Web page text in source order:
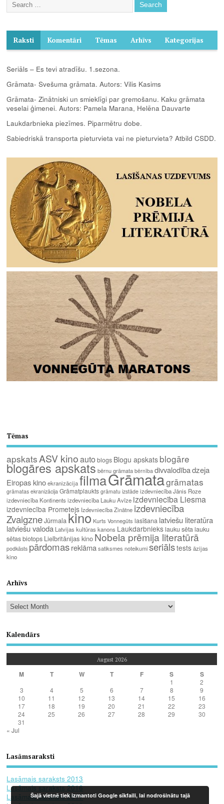
Raksti Komentāri Tēmas Arhīvs Kategorijas
Seriāls – Es tevi atradīšu. 1.sezona.
Grāmata- Svešuma grāmata. Autors: Vilis Kasims
Grāmata- Zinātniski un smieklīgi par gremošanu. Kaku grāmata
veselai ģimenei. Autors: Pamela Marana, Helēna Dauvarte
Laukdarbnieka piezīmes. Piparmētru dobe.
Sabiedriskā transporta pieturvieta vai ne pieturvieta? Atbild CSDD.
Tēmas
apskats ASV kinoauto blogs Blogu apskats blogāre
blogāres apskats bērnu grāmata bērnība divvalodībadzeja
Eiropas kino ekranizācija filmaGrāmatagrāmatas
grāmatas ekranizācija Grāmatplaukts grāmatu izstāde izdevniecība Jānis Roze
izdevniecība Kontinents izdevniecība Lauku Avīze izdevniecība Liesma
izdevniecība Prometejs Izdevniecība Zinātne izdevniecība
ZvaigzneJūrmala kino Kurts Vonnegūts lasīšana latviešu literatūra
latviešu valoda Latvijas kultūras kanons Laukdarbniekslauku sētalauku
sētas biotops Lielbritānijas kino Nobela prēmija literatūrā
podkāsts pārdomasreklāma satiksmes noteikumi seriālstests āzijas
kino
Arhīvs
Kalendārs
August 2026
M T W T F S S
1
2
3
4 5 6 7 8
9
10
11 12 13 14 15
16
17
18 19 20 21 22
23
24
25 26 27 28 29
30
31
« Jul
Lasāmsaraksti
Lasāmais saraksts 2013
Lasāmais saraksts 2016
Lasāmais saraksts 2017
Šajā vietnē tiek izmantoti Google sīkfaili, lai nodrošinātu tajā